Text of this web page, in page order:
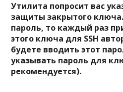
Утилита попросит вас
защиты закрытого
пароль, то каждый раз
этого ключа для SSH
будете вводить этот
указывать пароль для
рекомендуется).